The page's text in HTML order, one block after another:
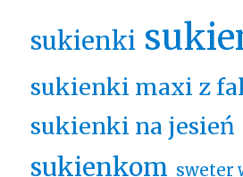
sukienki
sukienki maxi z
sukienki na jesień
sukienkom sweter